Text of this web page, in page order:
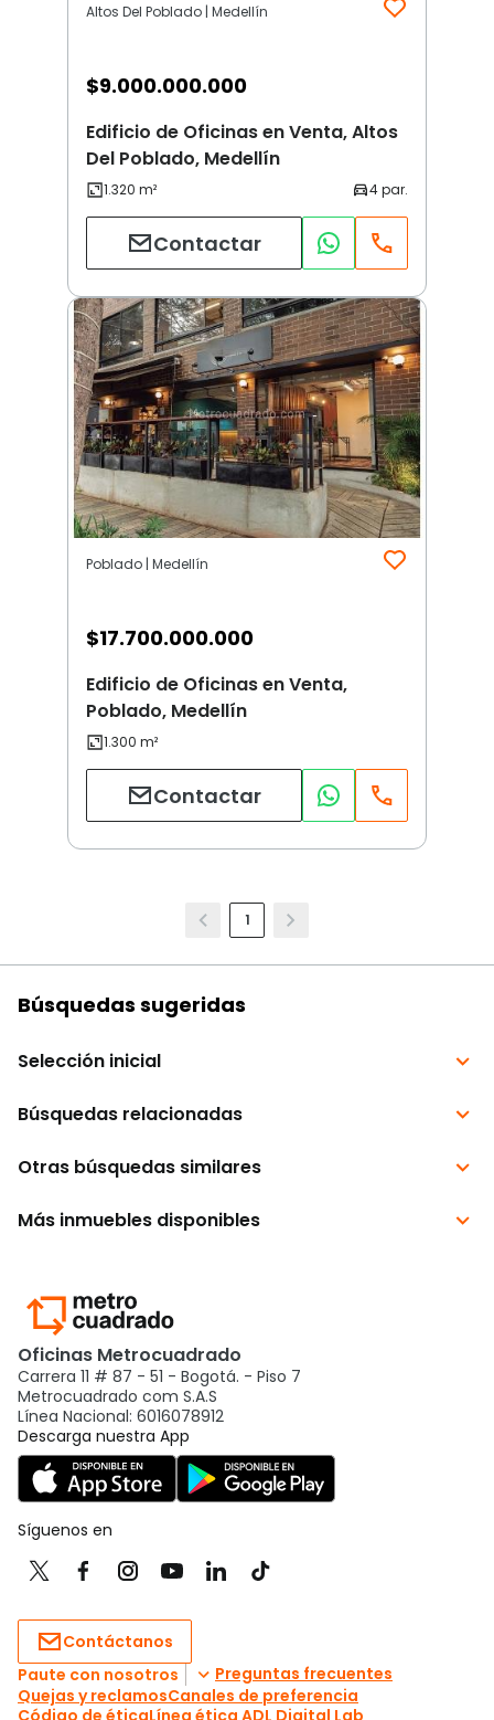
Altos Del Poblado | Medellín
$9.000.000.000
Edificio de Oficinas en Venta, Altos
Del Poblado, Medellín
Contactar
Poblado | Medellín
$17.700.000.000
Edificio de Oficinas en Venta,
Poblado, Medellín
Contactar
1